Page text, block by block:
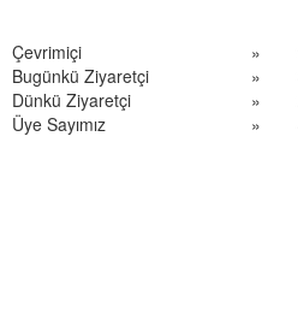
Çevrimiçi »
Bugünkü Ziyaretçi
»
Dünkü Ziyaretçi
»
Üye Sayımız
»